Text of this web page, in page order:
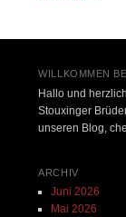
WILLKOMMEN
Hallo und
Stouxinger
unseren Blog,
ARCHIV
Juni 2026
Mai 2026